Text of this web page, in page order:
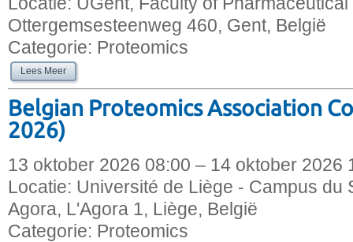
Ottergemsesteenweg 460, Gent, België
Categorie: Proteomics
Lees Meer
Belgian Proteomics Association
2026)
13 oktober 2026 08:00 – 14 oktober 2026
Locatie: Université de Liège - Campus du
Agora, L'Agora 1, Liège, België
Categorie: Proteomics